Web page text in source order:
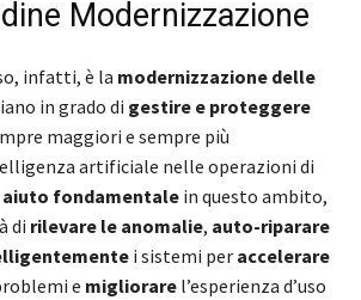
Modernizzazione
infatti, è la modernizzazione delle
in grado di gestire e proteggere
maggiori e sempre più
artificiale nelle operazioni di
aiuto fondamentale in questo ambito,
di rilevare le anomalie, auto-riparare
i sistemi per accelerare
e migliorare l’esperienza d’uso